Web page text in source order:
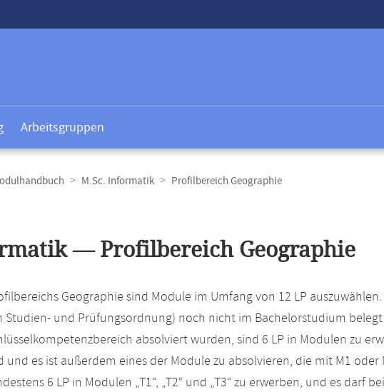
Arbeitsgruppen
M.Sc. Informatik Profilbereich Geographie
— Profilbereich Geographie
Geographie sind Module im Umfang von 12 LP
Studien- und Prüfungsordnung) noch nicht im Bachelorstudium
absolviert wurden, sind 6 LP in Modulen zu
und es ist außerdem eines der Module zu absolvieren, die mit M1 oder
6 LP in Modulen „T1“, „T2“ und „T3“ zu erwerben, und es darf